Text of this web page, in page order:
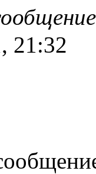
21:32